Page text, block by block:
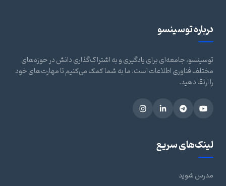
درباره توسینسو
توسینسو، جامعه‌ای برای یادگیری و به اشتراک‌گذاری دانش در حوزه‌های
مختلف فناوری اطلاعات است. ما به شما کمک می‌کنیم تا مهارت‌های خود
را ارتقا دهید.
لینک‌های سریع
مدرس شوید